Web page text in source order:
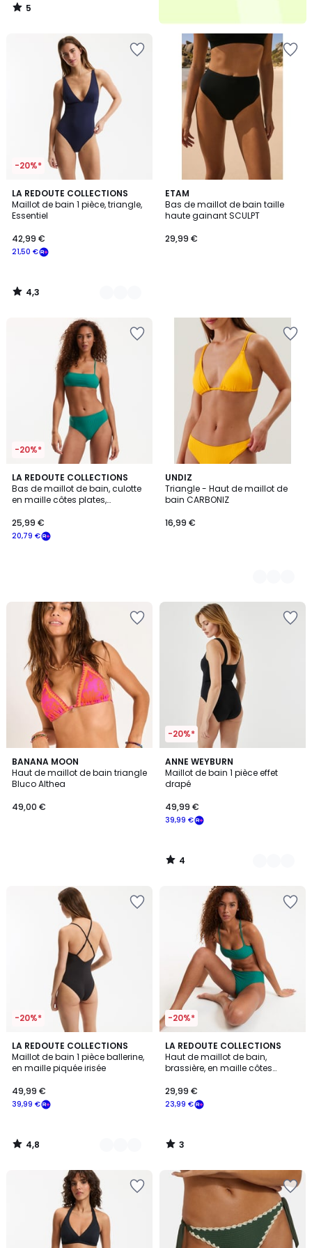
5
/
-20%*
LA REDOUTE COLLECTIONS
Maillot de bain 1 pièce, triangle,
Essentiel
21,50 €
42,99 €
4,3
/ 5
2
Couleurs
4,3
/
ETAM
Bas de maillot de bain taille
haute gainant SCULPT
29,99 €
-20%*
LA REDOUTE COLLECTIONS
Bas de maillot de bain, culotte
en maille côtes plates,
20,79 €
25,99 €
UNDIZ
Triangle - Haut de maillot de
bain CARBONIZ
16,99 €
2
Couleurs
BANANA MOON
Haut de maillot de bain triangle
Bluco Althea
49,00 €
-20%*
ANNE WEYBURN
Maillot de bain 1 pièce effet
drapé
39,99 €
49,99 €
4
/
5
3
Couleurs
4
/
-20%*
LA REDOUTE COLLECTIONS
Maillot de bain 1 pièce ballerine,
en maille piquée irisée
39,99 €
49,99 €
4,8
/ 5
2
Couleurs
4,8
/
-20%*
LA REDOUTE COLLECTIONS
Haut de maillot de bain,
brassière, en maille côtes
23,99 €
29,99 €
3
/
5
3
/